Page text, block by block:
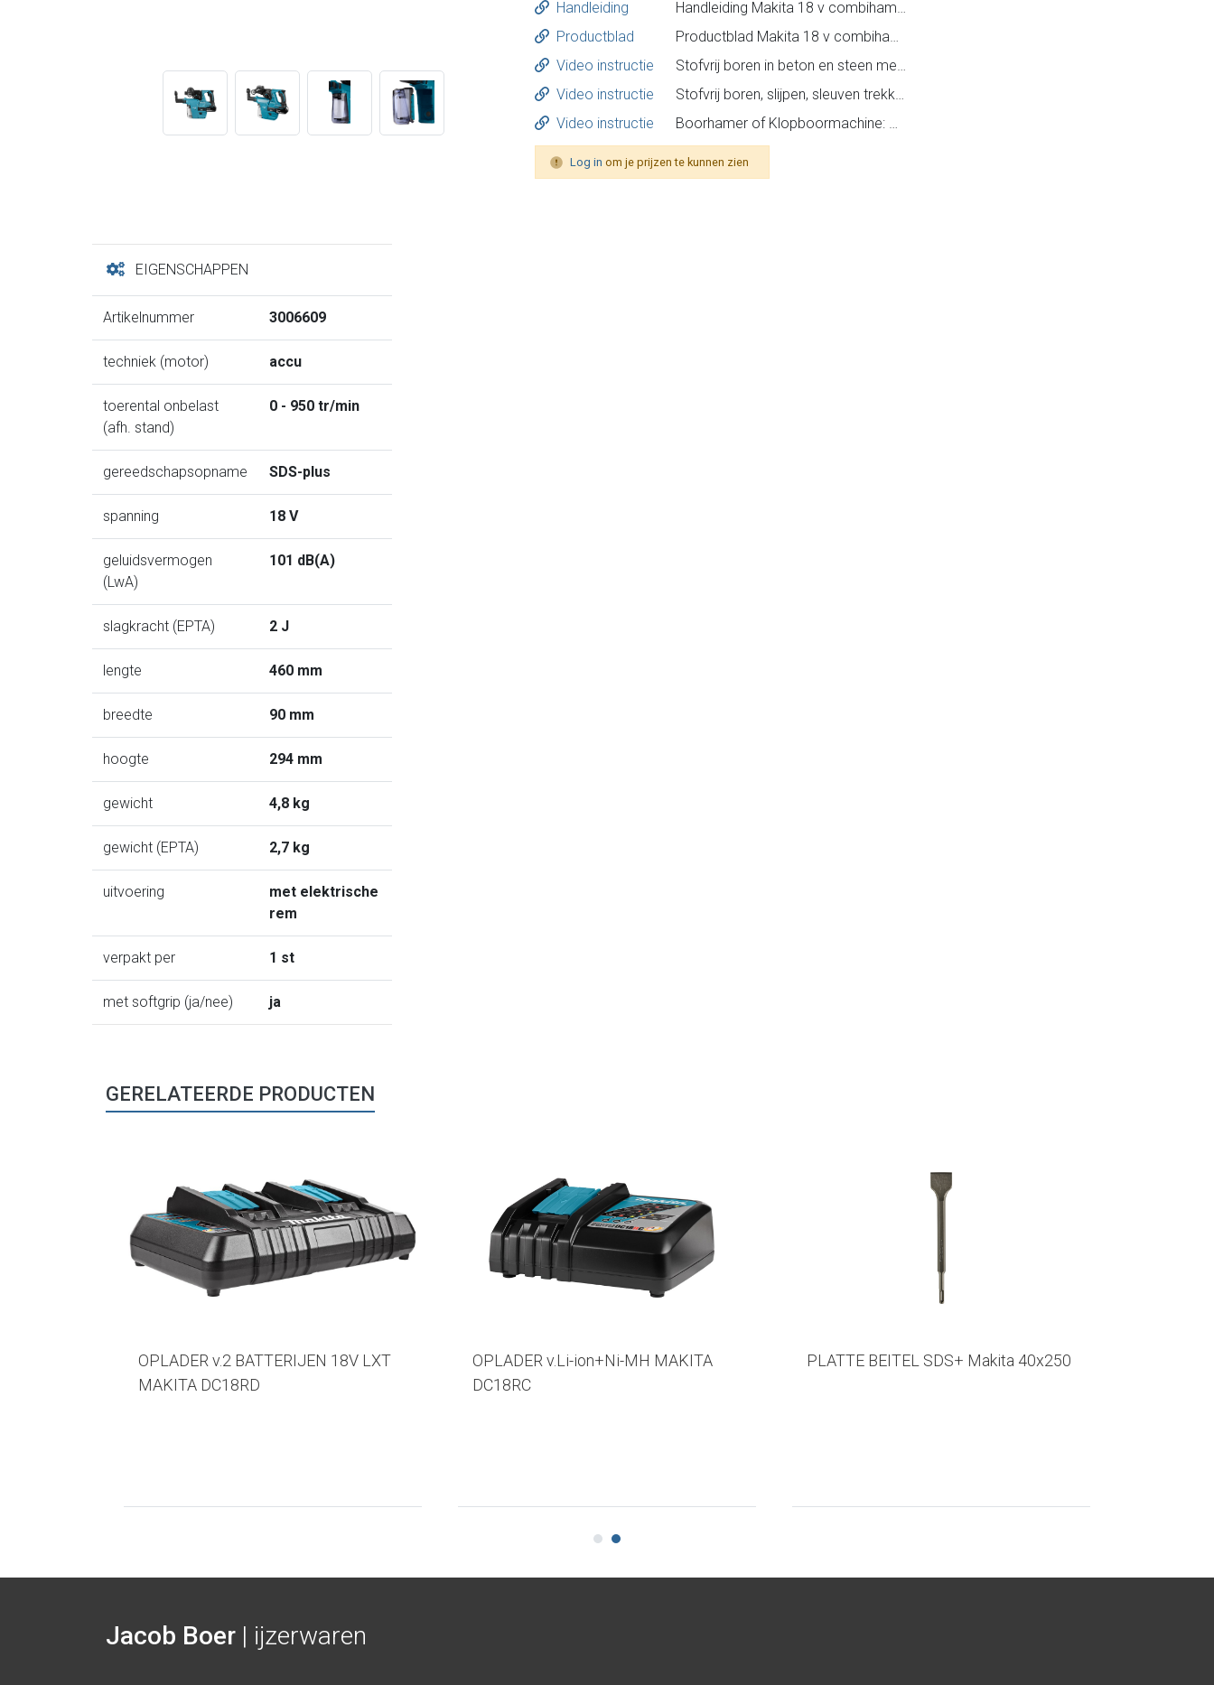
Handleiding
Handleiding Makita 18 v combihamer
Productblad
Productblad Makita 18 v combihamer DHR242RTJV
Video instructie
Stofvrij boren in beton en steen met een combihamer...op accu? Dat kan!
Video instructie
Stofvrij boren, slijpen, sleuven trekken en schuren.
Video instructie
Boorhamer of Klopboormachine: wanneer kies je ze en waarom?
Log in om je prijzen te kunnen zien
EIGENSCHAPPEN
Artikelnummer 3006609
techniek (motor) accu
toerental onbelast
(afh. stand)
0 - 950 tr/min
gereedschapsopname SDS-plus
spanning 18 V
geluidsvermogen
(LwA)
101 dB(A)
slagkracht (EPTA) 2 J
lengte 460 mm
breedte 90 mm
hoogte 294 mm
gewicht 4,8 kg
gewicht (EPTA) 2,7 kg
uitvoering
met elektrische
rem
verpakt per 1 st
met softgrip (ja/nee) ja
GERELATEERDE PRODUCTEN
OPLADER v.2 BATTERIJEN 18V LXT
MAKITA DC18RD
OPLADER v.Li-ion+Ni-MH MAKITA
DC18RC
PLATTE BEITEL SDS+ Makita 40x250
Jacob Boer | ijzerwaren